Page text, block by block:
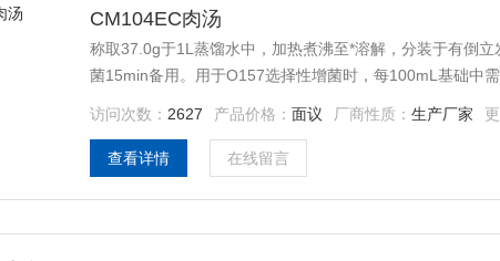
CM104EC肉汤
称取37.0g于1L蒸馏水中，加热煮沸至*溶解，分装于有倒
菌15min备用。用于O157选择性增菌时，每100mL基础中
访问次数： 2627 产品价格：面议 厂商性质：生产厂家
查看详情 在线留言